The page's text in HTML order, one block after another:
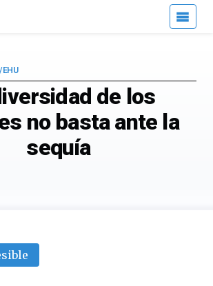
de los
no basta ante la
sequía
EHU